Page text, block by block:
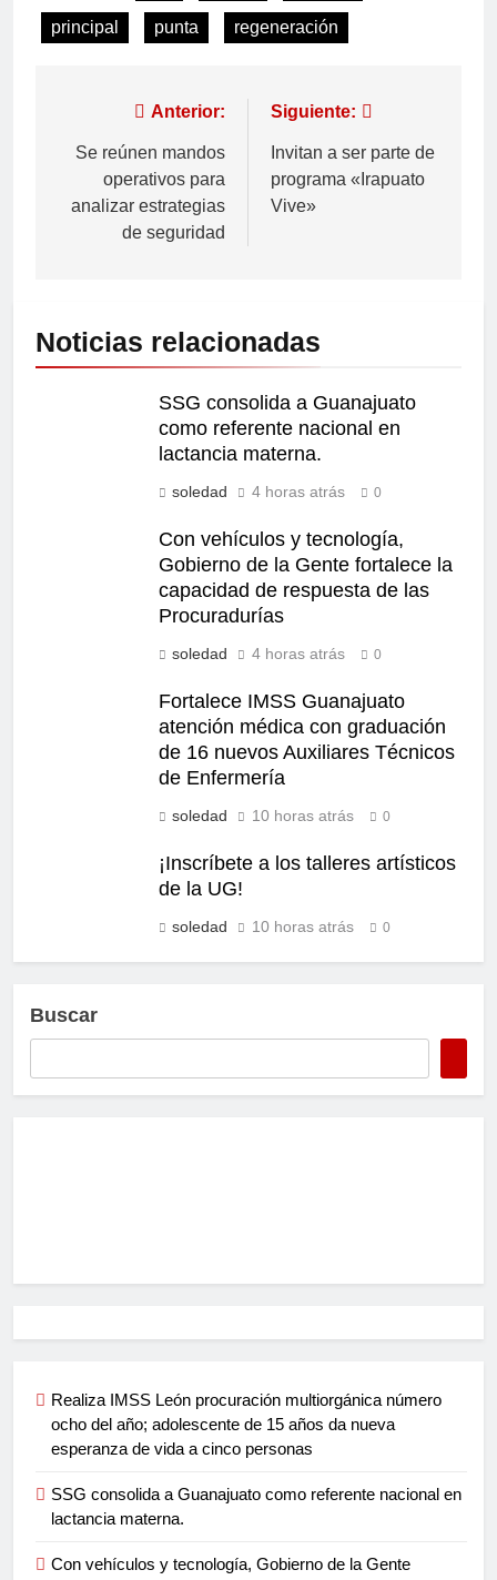
principal punta regeneración
Anterior:
Se reúnen mandos
operativos para
analizar estrategias
de seguridad
Siguiente:
Invitan a ser parte de
programa «Irapuato
Vive»
Noticias relacionadas
SSG consolida a Guanajuato
como referente nacional en
lactancia materna.
soledad 4 horas atrás 0
Con vehículos y tecnología,
Gobierno de la Gente fortalece la
capacidad de respuesta de las
Procuradurías
soledad 4 horas atrás 0
Fortalece IMSS Guanajuato
atención médica con graduación
de 16 nuevos Auxiliares Técnicos
de Enfermería
soledad 10 horas atrás 0
¡Inscríbete a los talleres artísticos
de la UG!
soledad 10 horas atrás 0
Buscar
Realiza IMSS León procuración multiorgánica número
ocho del año; adolescente de 15 años da nueva
esperanza de vida a cinco personas
SSG consolida a Guanajuato como referente nacional en
lactancia materna.
Con vehículos y tecnología, Gobierno de la Gente